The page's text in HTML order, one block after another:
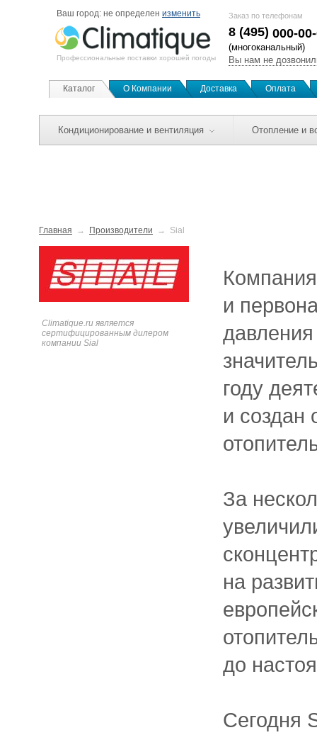
Ваш город: не определен изменить
Профессиональные поставки хорошей погоды
Заказ по телефонам
8 (495) 000-
(многоканальный)
Вы нам не
Каталог О Компании Доставка Оплата
Кондиционирование и вентиляция Отопление и
Главная Производители Sial
Climatique.ru является
сертифицированным дилером
компании Sial
и
году
и создан
За
на
до
Сегодня